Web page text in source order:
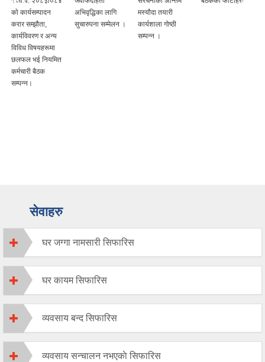
काे कार्यसम्पादन
करार सम्झौता,
कार्यविवरण र अन्य
विविध विषयहरूमा
छलफल भई नियमित
कर्मचारी बैठक
सम्पन्न।
अभिवृद्धिका लागि
सुचारुपना सम्मेलन ।
मस्यौदा तयारी
कार्यशाला गोष्ठी
सम्पन्न ।
सेवाहरु
घर जग्गा नामसारी सिफारिस
घर कायम सिफारिस
व्यवसाय बन्द सिफारिस
व्यवसाय सन्चालन नभएकाे सिफारिस